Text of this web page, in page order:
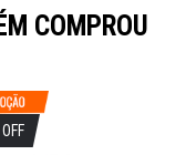
COMPROU